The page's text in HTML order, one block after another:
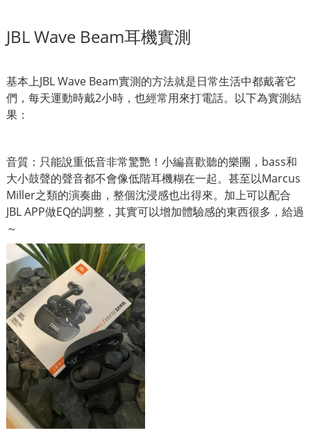
JBL Wave Beam耳機實測
基本上JBL Wave Beam實測的方法就是日常生活中都戴著它
們，每天運動時戴2小時，也經常用來打電話。以下為實測結
果：
音質：只能說重低音非常驚艷！小編喜歡聽的樂團，bass和
大小鼓聲的聲音都不會像低階耳機糊在一起。甚至以Marcus
Miller之類的演奏曲，整個沈浸感也出得來。加上可以配合
JBL APP做EQ的調整，其實可以增加體驗感的東西很多，給過
～